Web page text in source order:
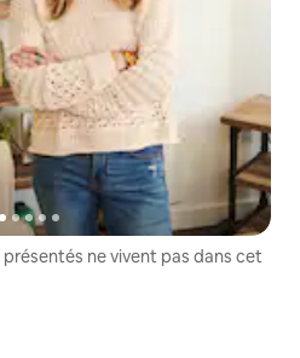
ne vivent pas dans cet